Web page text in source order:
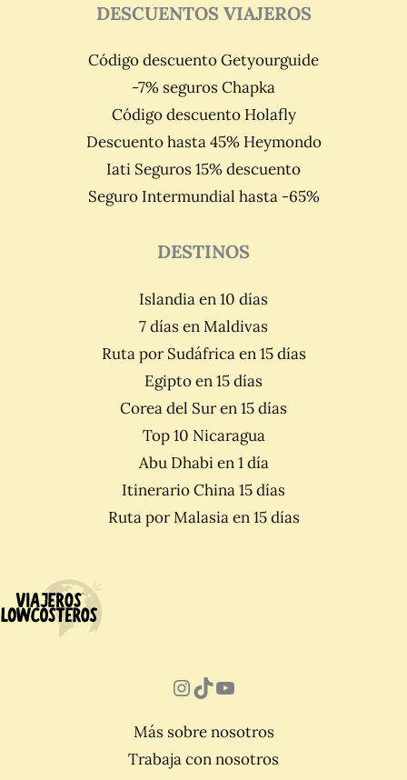
DESCUENTOS VIAJEROS
Código descuento Getyourguide
-7% seguros Chapka
Código descuento Holafly
Descuento hasta 45% Heymondo
Iati Seguros 15% descuento
Seguro Intermundial hasta -65%
DESTINOS
Islandia en 10 días
7 días en Maldivas
Ruta por Sudáfrica en 15 días
Egipto en 15 días
Corea del Sur en 15 días
Top 10 Nicaragua
Abu Dhabi en 1 día
Itinerario China 15 días
Ruta por Malasia en 15 días
Instagram
TikTok
YouTube
Más sobre nosotros
Trabaja con nosotros